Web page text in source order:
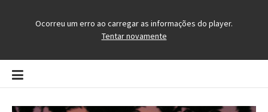
Pular
para
conteúdo